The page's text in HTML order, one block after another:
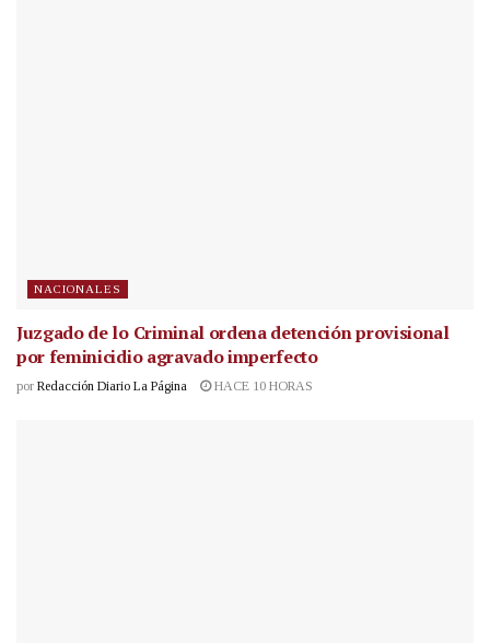
NACIONALES
Juzgado de lo Criminal ordena detención provisional
por feminicidio agravado imperfecto
por Redacción Diario La Página HACE 10 HORAS